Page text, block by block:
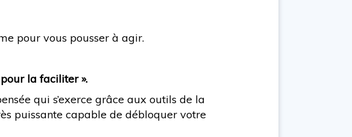
pour vous pousser à agir.
la faciliter ».
qui s’exerce grâce aux outils de la
puissante capable de débloquer votre